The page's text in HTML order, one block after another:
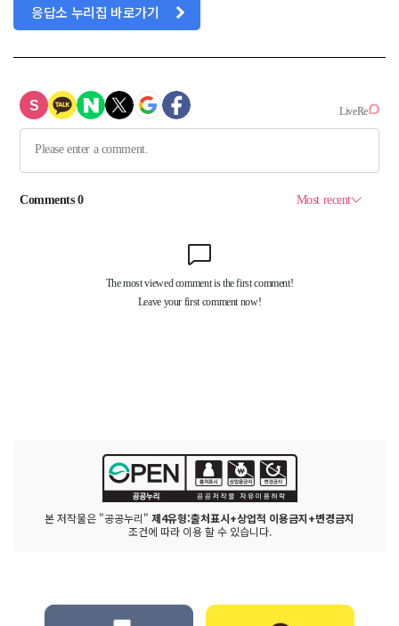
응답소 누리집 바로가기
본 저작물은 "공공누리" 제4유형:출처표시+상업적 이용금지+변경금지
조건에 따라 이용 할 수 있습니다.